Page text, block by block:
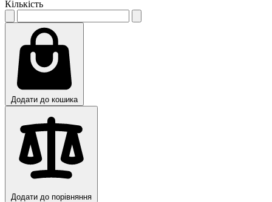
Кількість
Додати до кошика
Додати до порівняння